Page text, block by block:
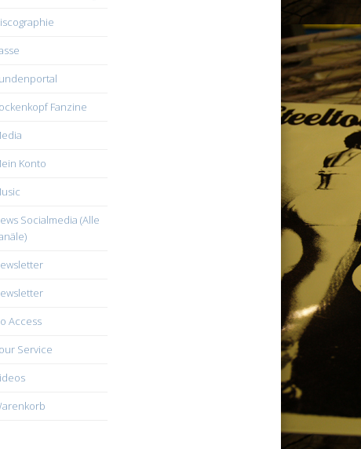
Fanzine
Konto
Socialmedia (Alle
Access
Service